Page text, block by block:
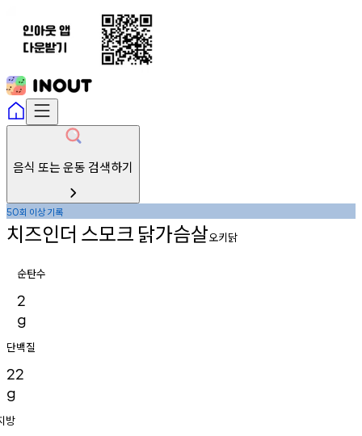
음식 또는 운동 검색하기
50회 이상기록
치즈인더 스모크 닭가슴살오키닭
순탄수
2
g
단백질
22
g
방